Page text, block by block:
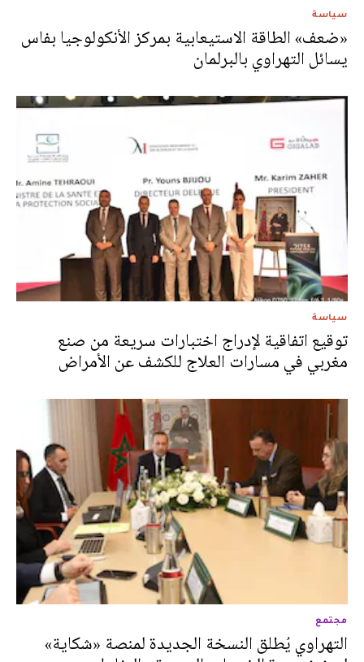
سياسة
«ضعف» الطاقة الاستيعابية بمركز الأنكولوجيا بفاس
يسائل التهراوي بالبرلمان
سياسة
توقيع اتفاقية لإدراج اختبارات سريعة من صنع
مغربي في مسارات العلاج للكشف عن الأمراض
مجتمع
التهراوي يُطلق النسخة الجديدة لمنصة «شكاية»